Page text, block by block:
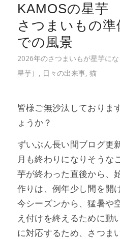
KAMOSの星芋
さつまいもの準
での風景
2026年のさつまいもが星芋に
星芋） , 日々の出来事, 猫
皆様ご無沙汰しておりま
ょうか？
ずいぶん長い間ブログ更
月も終わりになりそうな
芋が終わった直後から、
作りは、例年少し間を開
今シーズンから、猛暑や
え付けを終えるために動
に対応するため、さつま